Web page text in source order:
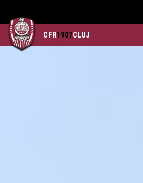
CFR1907CLUJ